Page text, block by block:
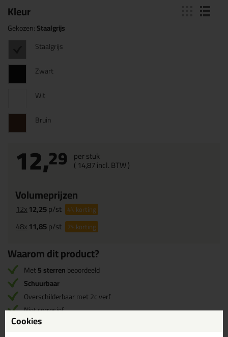
Kleur
Gekozen:Staalgrijs
Staalgrijs
Zwart
Wit
Bruin
12,29 per stuk
( 14,87incl. BTW )
Volumeprijzen
12x12,25p/st 4%korting
48x11,85p/st 7%korting
Waarom dit product?
Met5 sterrenbeoordeeld
Schuurbaar
Overschilderbaar met 2c verf
Niet corrosief
Geschikt voor
Cookies